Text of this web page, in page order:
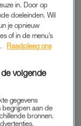
met eenlimited
met,
mix van
peer,
in. Door op
doeleinden. Wil
je opnieuw
of in de menu’s
Raadpleeg ons
volgende
gegevens
begrijpen aan de
bronnen.